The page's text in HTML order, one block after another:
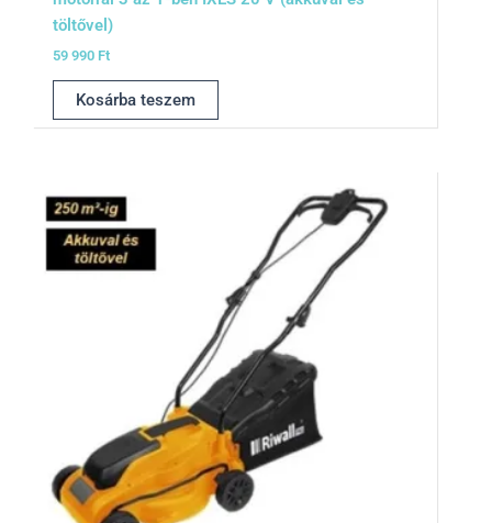
töltővel)
59 990 Ft
Kosárba teszem